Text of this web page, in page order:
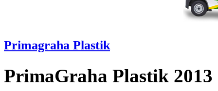
Primagraha Plastik
PrimaGraha Plastik 2013